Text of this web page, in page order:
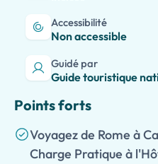
Accessibilité
Non accessible
Guidé par
Guide touristique
Points forts
Voyagez de Rome à
Charge Pratique à